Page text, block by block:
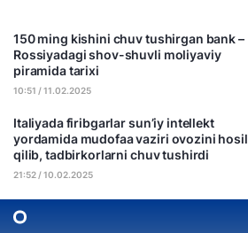
150 ming kishini chuv tushirgan bank –
Rossiyadagi shov-shuvli moliyaviy
piramida tarixi
10:51 / 11.02.2025
Italiyada firibgarlar sun’iy intellekt
yordamida mudofaa vaziri ovozini hosil
qilib, tadbirkorlarni chuv tushirdi
21:52 / 10.02.2025